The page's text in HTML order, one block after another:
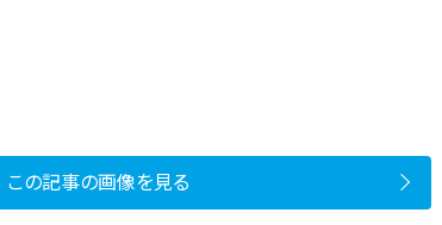
この記事の画像を見る